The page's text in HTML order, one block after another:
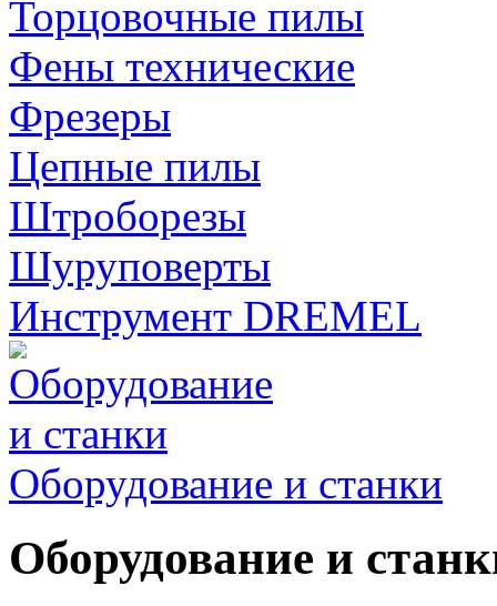
Торцовочные пилы
Фены технические
Фрезеры
Цепные пилы
Штроборезы
Шуруповерты
Инструмент DREMEL
Оборудование и станки
Оборудование и